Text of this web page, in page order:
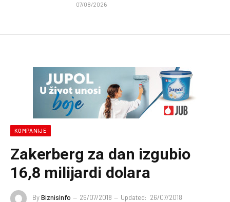
07/08/2026
KOMPANIJE
Zakerberg za dan izgubio
16,8 milijardi dolara
ByBiznisInfo 26/07/2018 Updated: 26/07/2018